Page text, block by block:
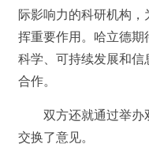
际影响力的科研机构
挥重要作用。哈立德
科学、可持续发展和
合作。
双方还就通过举办
交换了意见。